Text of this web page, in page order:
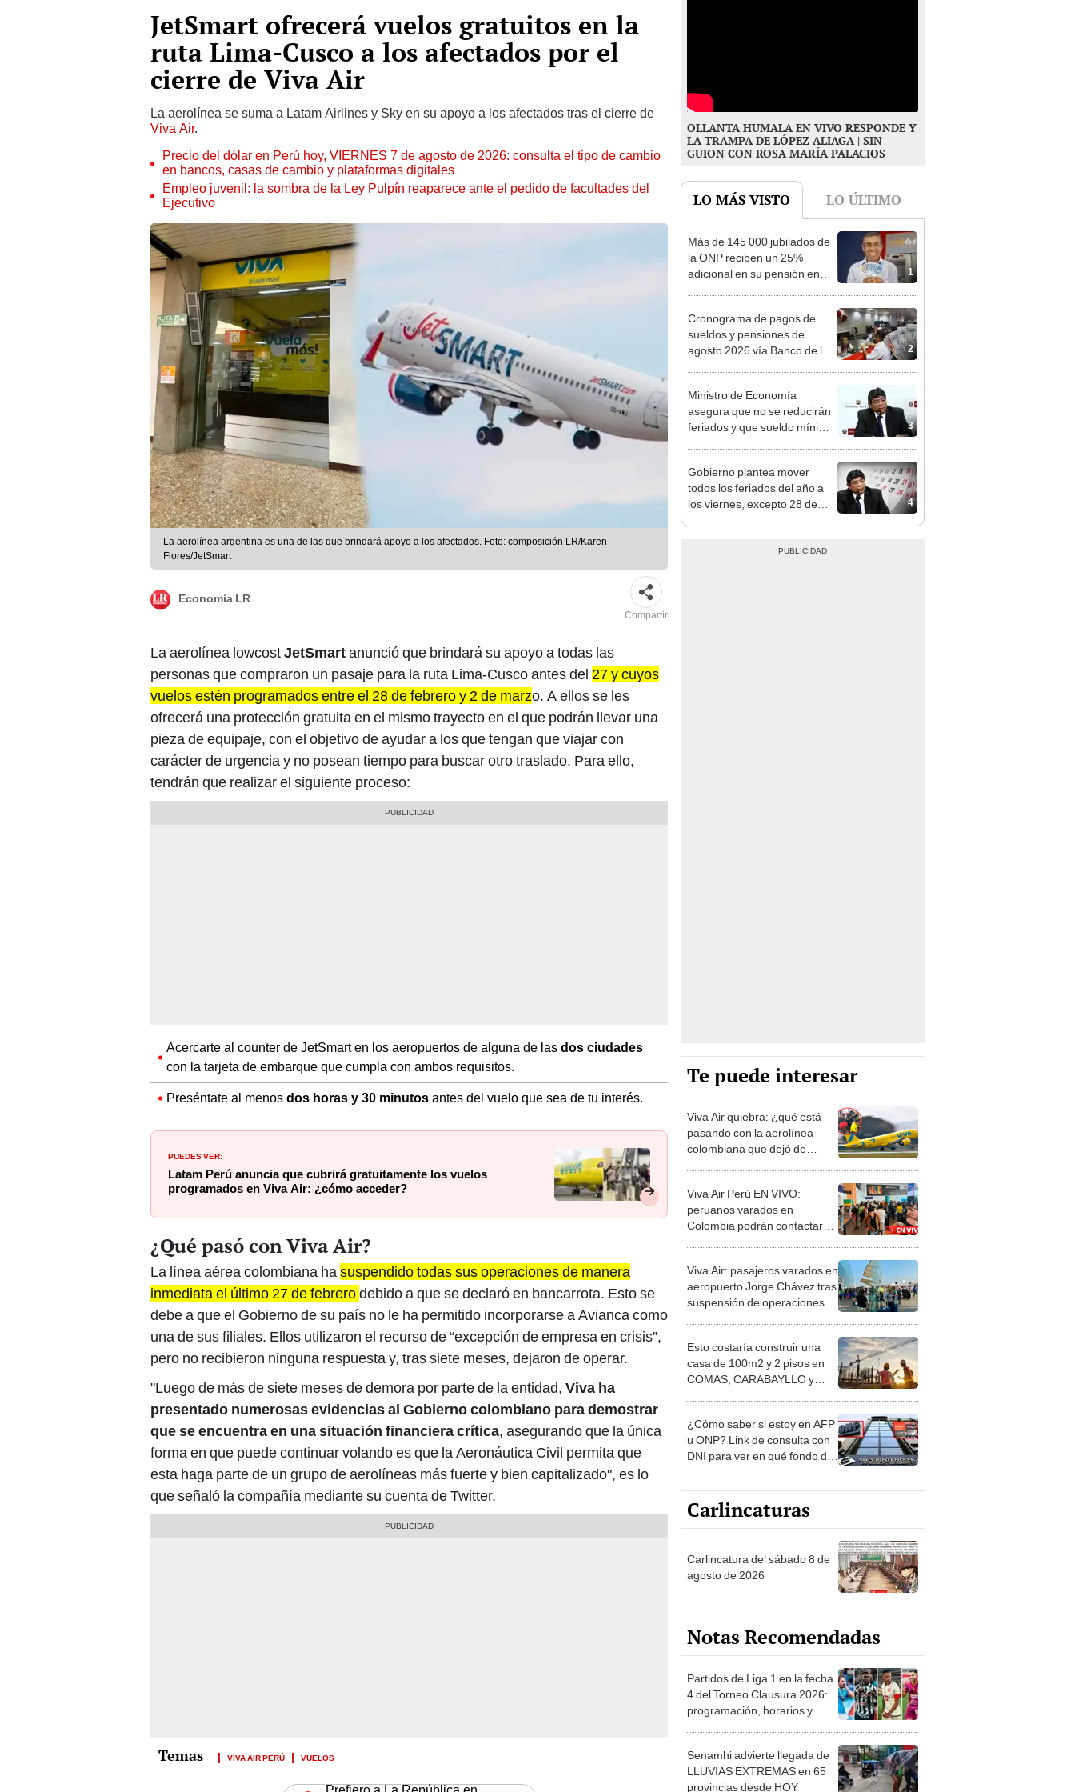
JetSmart ofrecerá vuelos gratuitos en la
ruta Lima-Cusco a los afectados por el
cierre de Viva Air
La aerolínea se suma a Latam Airlines y Sky en su apoyo a los afectados tras el cierre de
Viva Air.
Precio del dólar en Perú hoy, VIERNES 7 de agosto de 2026: consulta el tipo de cambio
en bancos, casas de cambio y plataformas digitales
Empleo juvenil: la sombra de la Ley Pulpín reaparece ante el pedido de facultades del
Ejecutivo
La aerolínea argentina es una de las que brindará apoyo a los afectados. Foto: composición LR/Karen
Flores/JetSmart
Economía LR
Compartir
La aerolínea lowcostJetSmartanunció que brindará su apoyo a todas las
personas que compraron un pasaje para la ruta Lima-Cusco antes del 27 y cuyos
vuelos estén programados entre el 28 de febrero y 2 de marzo. A ellos se les
ofrecerá una protección gratuita en el mismo trayecto en el que podrán llevar una
pieza de equipaje, con el objetivo de ayudar a los que tengan que viajar con
carácter de urgencia y no posean tiempo para buscar otro traslado. Para ello,
tendrán que realizar el siguiente proceso:
Acercarte al counter de JetSmart en los aeropuertos de alguna de las dos ciudades
con la tarjeta de embarque que cumpla con ambos requisitos.
Preséntate al menos dos horas y 30 minutos antes del vuelo que sea de tu interés.
PUEDES VER:
Latam Perú anuncia que cubrirá gratuitamente los vuelos
programados en Viva Air: ¿cómo acceder?
¿Qué pasó con Viva Air?
La línea aérea colombiana hasuspendido todas sus operaciones de manera
inmediata el último 27 de febrerodebido a que se declaró en bancarrota. Esto se
debe a que el Gobierno de su país no le ha permitido incorporarse a Avianca como
una de sus filiales. Ellos utilizaron el recurso de “excepción de empresa en crisis”,
pero no recibieron ninguna respuesta y, tras siete meses, dejaron de operar.
"Luego de más de siete meses de demora por parte de la entidad, Viva ha
presentado numerosas evidencias al Gobierno colombiano para demostrar
que se encuentra en una situación financiera crítica, asegurando que la única
forma en que puede continuar volando es que la Aeronáutica Civil permita que
esta haga parte de un grupo de aerolíneas más fuerte y bien capitalizado", es lo
que señaló la compañía mediante su cuenta de Twitter.
VIVA AIR PERÚ VUELOS
OLLANTA HUMALA EN VIVO RESPONDE Y
LA TRAMPA DE LÓPEZ ALIAGA | SIN
GUION CON ROSA MARÍA PALACIOS
LO MÁS VISTO LO ÚLTIMO
1
Más de 145 000 jubilados de
la ONP reciben un 25%
adicional en su pensión en
2
Cronograma de pagos de
sueldos y pensiones de
agosto 2026 vía Banco de la
3
Ministro de Economía
asegura que no se reducirán
feriados y que sueldo mínimo
4
Gobierno plantea mover
todos los feriados del año a
los viernes, excepto 28 de
Te puede interesar
Viva Air quiebra: ¿qué está
pasando con la aerolínea
colombiana que dejó de
Viva Air Perú EN VIVO:
peruanos varados en
Colombia podrán contactarse
Viva Air: pasajeros varados en
aeropuerto Jorge Chávez tras
suspensión de operaciones
Esto costaría construir una
casa de 100m2 y 2 pisos en
COMAS, CARABAYLLO y
¿Cómo saber si estoy en AFP
u ONP? Link de consulta con
DNI para ver en qué fondo de
Carlincaturas
Carlincatura del sábado 8 de
agosto de 2026
Notas Recomendadas
Partidos de Liga 1 en la fecha
4 del Torneo Clausura 2026:
programación, horarios y
Senamhi advierte llegada de
LLUVIAS EXTREMAS en 65
provincias desde HOY